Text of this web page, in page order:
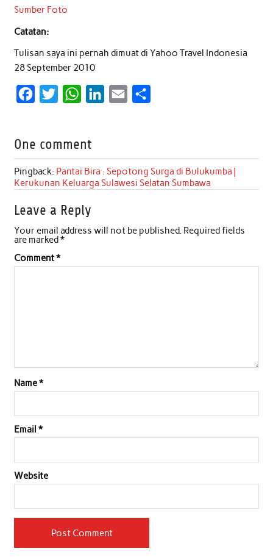
Sumber Foto
Catatan:
Tulisan saya ini pernah dimuat di Yahoo Travel Indonesia
28 September 2010
e
b
o
t
t
e
r
W
t
s
A
p
e
d
l
e
One comment
Pingback: Pantai Bira : Sepotong Surga di Bulukumba |
Kerukunan Keluarga Sulawesi Selatan Sumbawa
Leave a Reply
Your email address will not be published. Required fields
are marked*
Comment*
Name*
Email *
Website